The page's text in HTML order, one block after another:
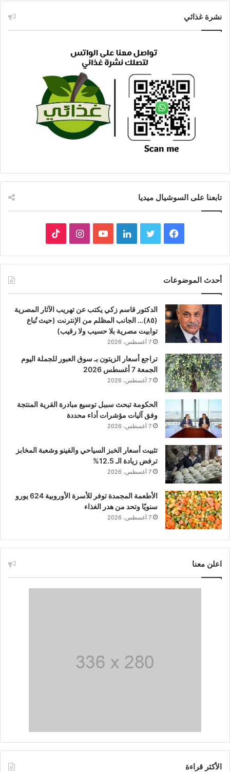
نشرة غذائي
تابعنا على السوشيال ميديا
فيسبوك تويتر لينكدإنيوتيوبانستقرام
أحدث الموضوعات
الدكتور قاسم زكي يكتب عن تهريب الآثار المصرية
(٨٥)… الجانب المظلم من الإنترنت (حيث تُباع
توابيت مصرية بلا حسيب ولا رقيب)
7 أغسطس، 2026
تراجع أسعار الزيتون بـ سوق العبور للجملة اليوم
الجمعة 7 أغسطس 2026
7 أغسطس، 2026
الحكومة تبحث سببل توسيع مبادرة القرية المنتجة
وفق آليات مؤشرات أداء محددة
7 أغسطس، 2026
تثبيت أسعار الخبز السياحي والفينو وشعبة المخابز
ترفض زيادة الـ 12.5%
7 أغسطس، 2026
الأطعمة المجمدة توفر للأسرة الأوروبية 624 يورو
سنويًا وتحد من هدر الغذاء
7 أغسطس، 2026
اعلن معنا
الأكثر قراءة